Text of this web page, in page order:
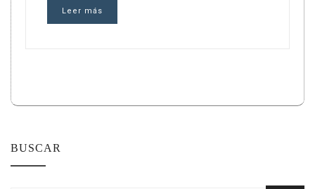
Leer más
BUSCAR